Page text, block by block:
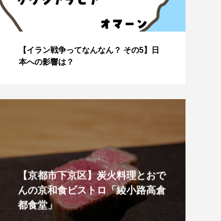
【イラン戦争ってなんなん？ その4】な
ぜこのタイミングで？
【京都市下京区】炭火料理とおで
んの京和食ビストロ「綾小路高倉
都食堂」